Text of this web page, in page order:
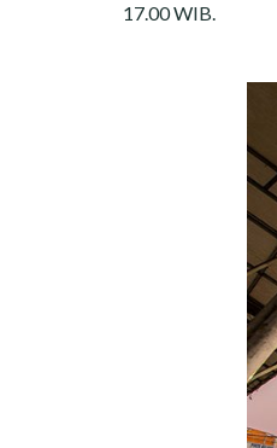
17.00 WIB.